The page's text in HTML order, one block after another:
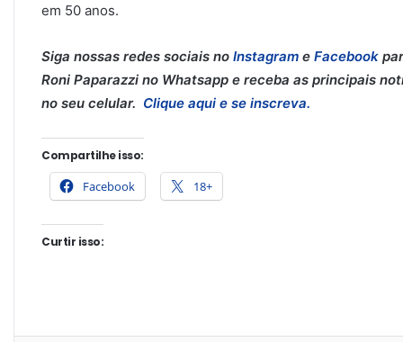
em 50 anos.
Siga nossas redes sociais no Instagram e Facebook
Roni Paparazzi no Whatsapp e receba as principais
no seu celular. Clique aqui e se inscreva.
Compartilhe isso:
Facebook 18+
Curtir isso: